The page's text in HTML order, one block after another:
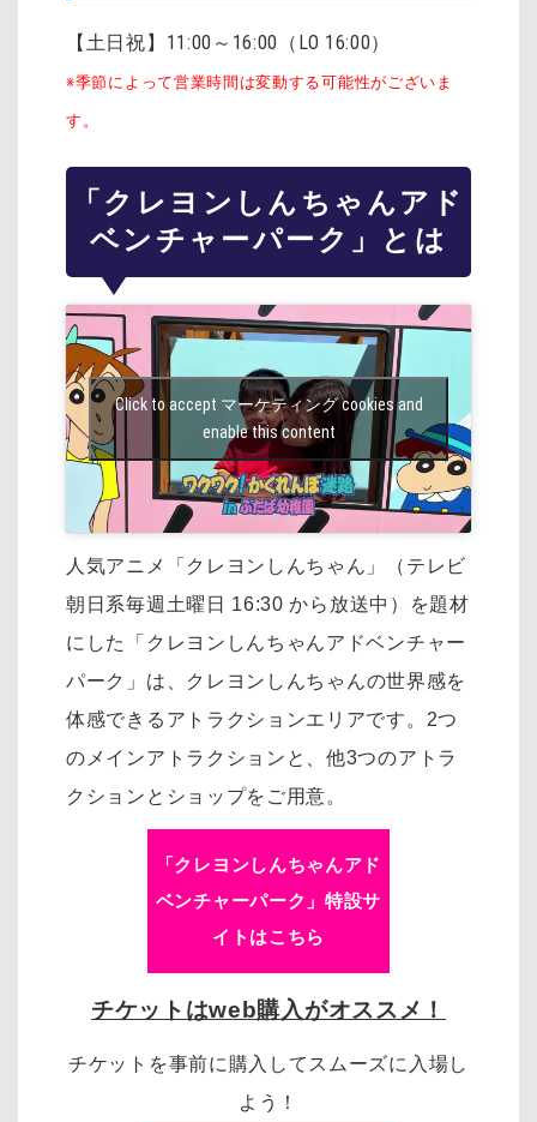
【土日祝】11:00～16:00（LO 16:00）
※季節によって営業時間は変動する可能性がございま
す。
「クレヨンしんちゃんアド
ベンチャーパーク」とは
Click to accept マーケティング cookies and
enable this content
人気アニメ「クレヨンしんちゃん」（テレビ
朝日系毎週土曜日 16:30 から放送中）を題材
にした「クレヨンしんちゃんアドベンチャー
パーク」は、
クレヨンしんちゃんの世界感を
体感できるアトラクションエリアです。 2つ
のメインアトラクションと、他3つのアトラ
クションとショップをご用意。
「クレヨンしんちゃんアド
ベンチャーパーク」特設サ
イトはこちら
チケットはweb購入がオススメ！
チケットを事前に購入してスムーズに入場し
よう！